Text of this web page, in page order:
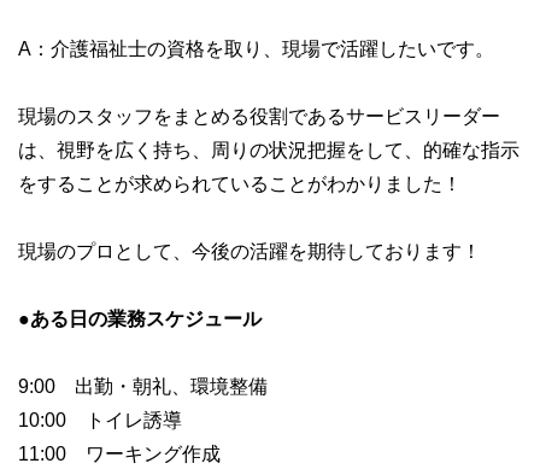
A：介護福祉士の資格を取り、現場で活躍したいです。
現場のスタッフをまとめる役割であるサービスリーダー
は、視野を広く持ち、周りの状況把握をして、的確な指示
をすることが求められていることがわかりました！
現場のプロとして、今後の活躍を期待しております！
●ある日の業務スケジュール
9:00 出勤・朝礼、環境整備
10:00 トイレ誘導
11:00 ワーキング作成